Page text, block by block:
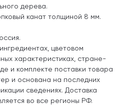
дерева.
канат толщиной 8 мм.
цветовом
характеристиках, стране-
и комплекте поставки товара
и основана на последних
сведениях. Доставка
во все регионы РФ.